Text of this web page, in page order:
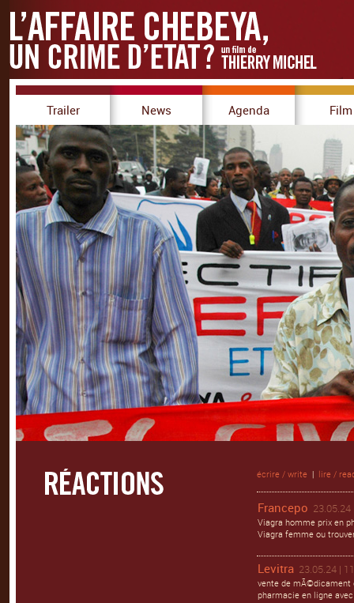
Trailer News Agenda Film
écrire / write | lire /
Francepo 23.05.24
Viagra homme prix en
Viagra femme ou
Levitra 23.05.24 |
vente de mÃ©dicament
pharmacie en ligne